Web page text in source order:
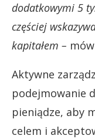
dodatkowymi 5
częściej
kapitałem –
Aktywne
podejmowanie
pieniądze, aby
celem i